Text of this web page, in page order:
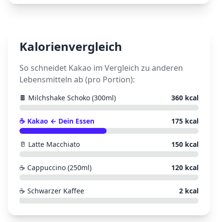
Kalorienvergleich
So schneidet Kakao im Vergleich zu anderen
Lebensmitteln ab (pro Portion):
🍫 Milchshake Schoko (300ml) 360 kcal
☕ Kakao ← Dein Essen 175 kcal
🥛 Latte Macchiato 150 kcal
☕ Cappuccino (250ml) 120 kcal
☕ Schwarzer Kaffee 2 kcal